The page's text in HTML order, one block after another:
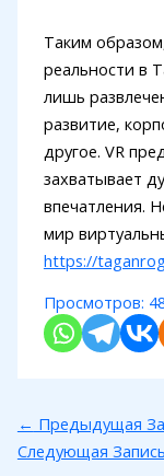
Таким
реальности в
лишь
развитие,
другое. VR
захватывает
впечатления.
мир
https://
Просмотров:
← Предыдущая
Следующая Запись